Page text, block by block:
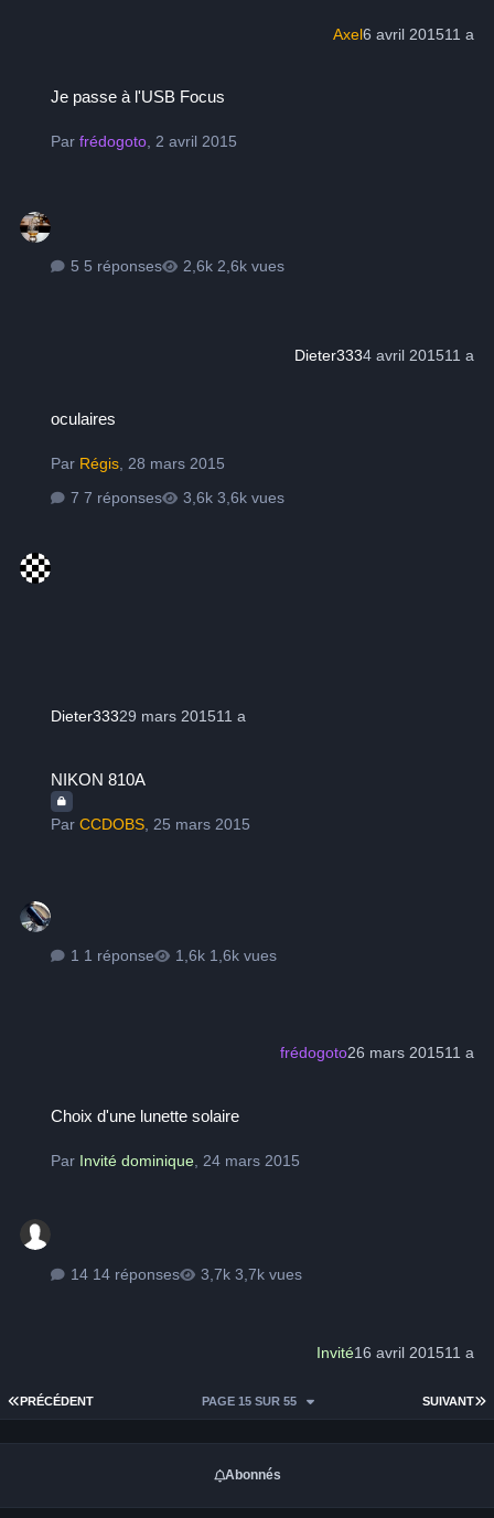
Axel6 avril 201511 a
Je passe à l'USB Focus
Parfrédogoto 2 avril 2015
5 réponses 2,6k vues
Dieter3334 avril 201511 a
oculaires
Par Régis 28 mars 2015
7 réponses
3,6k vues
Dieter33329 mars 201511 a
NIKON 810A
ParCCDOBS 25 mars 2015
1 réponse 1,6k vues
frédogoto26 mars 201511 a
Choix d'une lunette solaire
Par Invité dominique 24 mars 2015
14 réponses 3,7k vues
Invité16 avril 201511 a
PREMIÈRE PAGE
PRÉCÉDENT SUIVANT
PAGE 15 SUR 55
Abonnés